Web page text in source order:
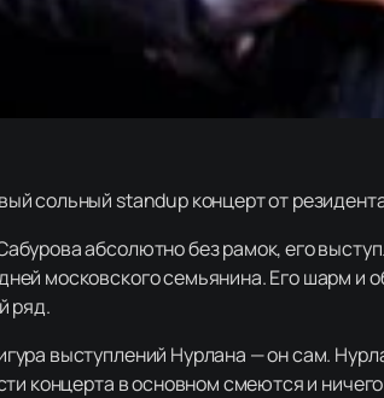
сольный standup концерт от
абсолютно без рамок, его
московского семьянина. Его шарм и
ряд.
выступлений Нурлана — он сам.
концерта в основном смеются и